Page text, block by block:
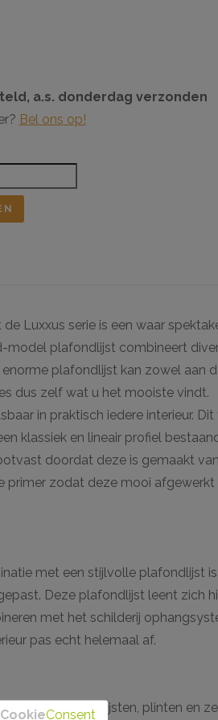
a.s. donderdag verzonden
Bel ons op!
Luxxus serie is een waar
model plafondlijst combineert
plafondlijst kan zowel aan
dus zelf wat u het mooiste vindt.
in praktisch iedere interieur.
klassiek en lineair profiel
doordat deze is gemaakt van
primer zodat deze mooi afgewerkt
met een stijlvolle plafondlijst
Deze plafondlijst leent zich
met het schilderij
pas echt helemaal af.
wandlijsten, plinten en
CookieConsent